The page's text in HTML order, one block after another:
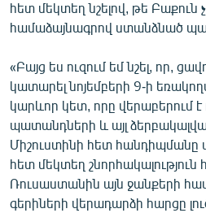
հետ մեկտեղ նշելով, թե
համաձայնագրով ստանձնած
«Բայց ես ուզում եմ նշել, որ,
կատարել նոյեմբերի 9-ի
կարևոր կետ, որը վերաբերում
պատանդների և այլ
Միշուստինի հետ հանդիպմանը
հետ մեկտեղ շնորհակալություն
Ռուսաստանին այն ջանքերի
գերիների վերադարձի հարցը